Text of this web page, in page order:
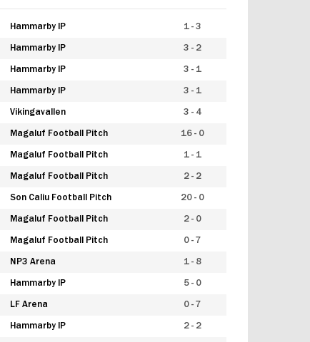
Hammarby IP 1 - 3
Hammarby IP 3 - 2
Hammarby IP 3 - 1
Hammarby IP 3 - 1
Vikingavallen 3 - 4
Magaluf Football Pitch 16 - 0
Magaluf Football Pitch 1 - 1
Magaluf Football Pitch 2 - 2
Son Caliu Football Pitch 20 - 0
Magaluf Football Pitch 2 - 0
Magaluf Football Pitch 0 - 7
NP3 Arena 1 - 8
Hammarby IP 5 - 0
LF Arena 0 - 7
Hammarby IP 2 - 2